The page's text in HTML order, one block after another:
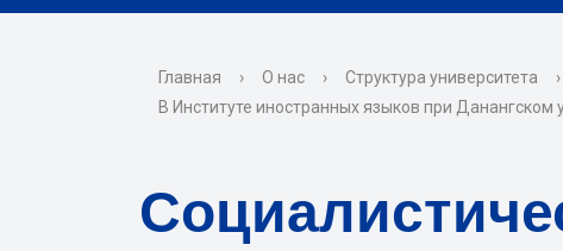
Главная › О нас › Структура университета ›
В Институте иностранных языков при